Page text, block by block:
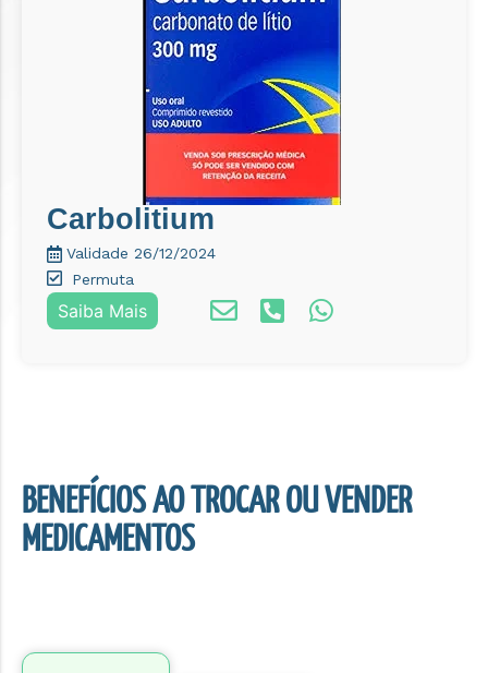
Carbolitium
Validade 26/12/2024
Permuta
Saiba Mais
BENEFÍCIOS AO TROCAR OU VENDER
MEDICAMENTOS